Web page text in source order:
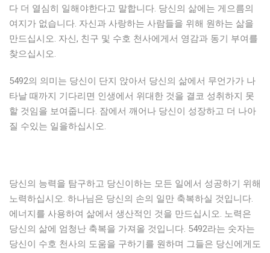
다 더 열심히 일해야한다고 말합니다. 당신의 삶에는 게으름의
여지가 없습니다. 자신과 사랑하는 사람들을 위해 원하는 삶을
만드십시오. 자신, 친구 및 수호 천사에게서 영감과 동기 부여를
찾으십시오.
5492의 의미는 당신이 단지 앉아서 당신의 삶에서 무언가가 나
타날 때까지 기다리면 인생에서 위대한 것을 결코 성취하지 못
할 것임을 보여줍니다. 잠에서 깨어나 당신이 성장하고 더 나아
질 수있는 일을하십시오.
당신의 능력을 탐구하고 당신이하는 모든 일에서 성공하기 위해
노력하십시오. 하나님은 당신의 손의 일만 축복하실 것입니다.
에너지를 사용하여 삶에서 생산적인 것을 만드십시오. 노력은
당신의 삶에 엄청난 축복을 가져올 것입니다. 5492라는 숫자는
당신이 수호 천사의 도움을 구하기를 원하며 그들은 당신에게도